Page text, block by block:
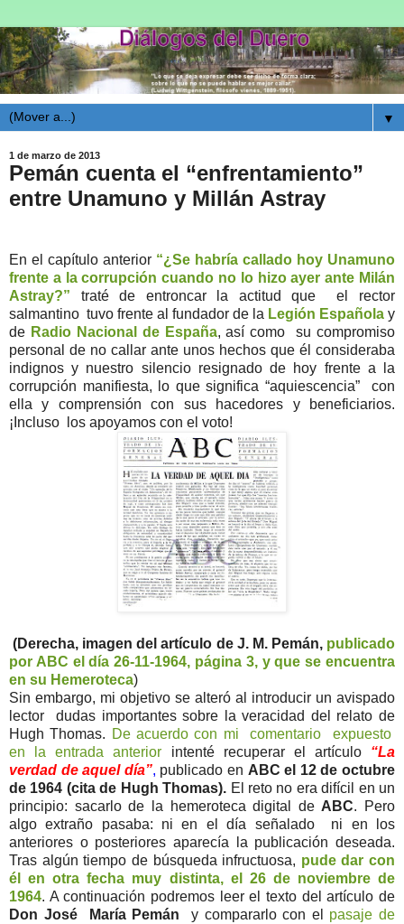
▼
1 de marzo de 2013
Pemán cuenta el “enfrentamiento”
entre Unamuno y Millán Astray
En el capítulo anterior “¿Se habría callado hoy Unamuno
frente a la corrupción cuando no lo hizo ayer ante Milán
Astray?” traté de entroncar la actitud que el rector
salmantino tuvo frente al fundador de la Legión Española y
de Radio Nacional de España, así como su compromiso
personal de no callar ante unos hechos que él consideraba
indignos y nuestro silencio resignado de hoy frente a la
corrupción manifiesta, lo que significa “aquiescencia” con
ella y comprensión con sus hacedores y beneficiarios.
¡Incluso los apoyamos con el voto!
(Derecha, imagen del artículo de J. M. Pemán, publicado
por ABC el día 26-11-1964, página 3, y que se encuentra
en su Hemeroteca)
Sin embargo, mi objetivo se alteró al introducir un avispado
lector dudas importantes sobre la veracidad del relato de
Hugh Thomas. De acuerdo con mi comentario expuesto
en la entrada anterior intenté recuperar el artículo “La
verdad de aquel día”, publicado en ABC el 12 de octubre
de 1964 (cita de Hugh Thomas). El reto no era difícil en un
principio: sacarlo de la hemeroteca digital de ABC. Pero
algo extraño pasaba: ni en el día señalado ni en los
anteriores o posteriores aparecía la publicación deseada.
Tras algún tiempo de búsqueda infructuosa, pude dar con
él en otra fecha muy distinta, el 26 de noviembre de
1964. A continuación podremos leer el texto del artículo de
Don José María Pemán y compararlo con el pasaje de